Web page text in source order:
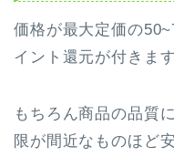
価格が最大定価の
イント還元が付きます
もちろん商品の品質
限が間近なものほど